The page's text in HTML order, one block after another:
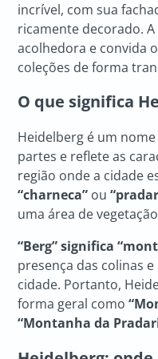
incrível, com sua
ricamente decorado.
acolhedora e convida
coleções de forma
O que significa
Heidelberg é um
partes e reflete as
região onde a cidade
“charneca” ou
uma área de
“Berg” significa
presença das colinas
cidade. Portanto,
forma geral como
“Montanha da